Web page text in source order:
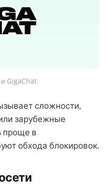
GigaChat
сложности,
зарубежные
проще в
обхода блокировок.